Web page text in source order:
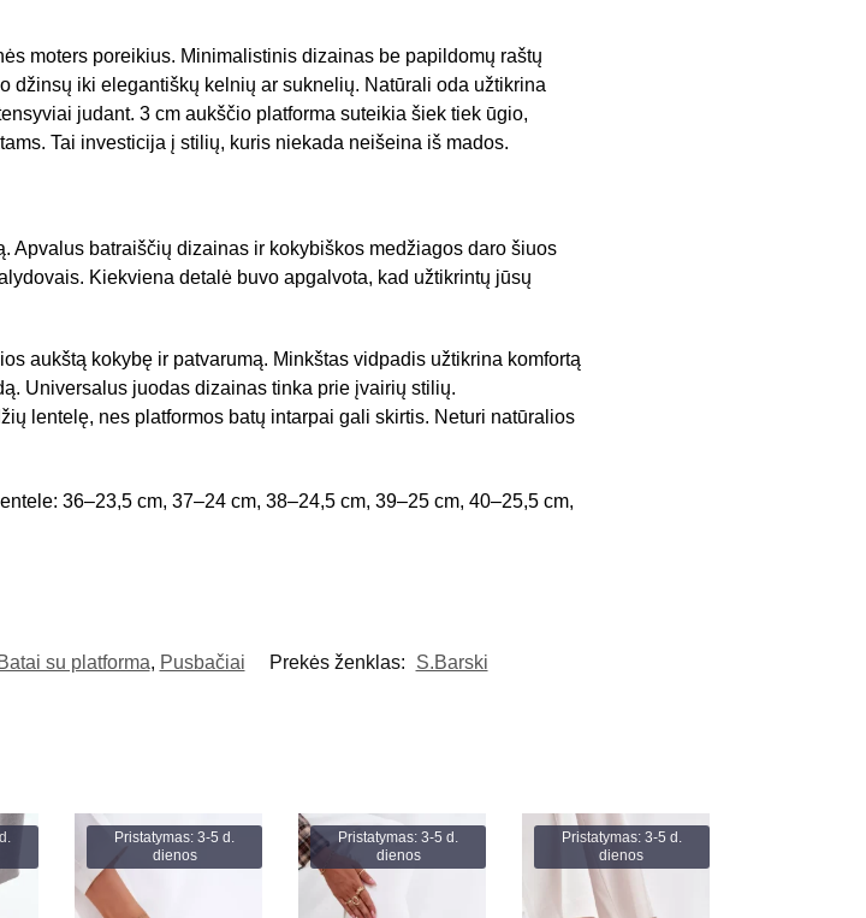
moters poreikius. Minimalistinis dizainas be papildomų raštų
džinsų iki elegantiškų kelnių ar suknelių. Natūrali oda užtikrina
judant. 3 cm aukščio platforma suteikia šiek tiek ūgio,
Tai investicija į stilių, kuris niekada neišeina iš mados.
Apvalus batraiščių dizainas ir kokybiškos medžiagos daro šiuos
Kiekviena detalė buvo apgalvota, kad užtikrintų jūsų
aukštą kokybę ir patvarumą. Minkštas vidpadis užtikrina komfortą
Universalus juodas dizainas tinka prie įvairių stilių.
lentelę, nes platformos batų intarpai gali skirtis. Neturi natūralios
36–23,5 cm, 37–24 cm, 38–24,5 cm, 39–25 cm, 40–25,5 cm,
Batai su platforma, Pusbačiai Prekės ženklas: S.Barski
Pristatymas: 3-5 d.
dienos
Pristatymas: 3-5 d.
dienos
Pristatymas: 3-5 d.
dienos